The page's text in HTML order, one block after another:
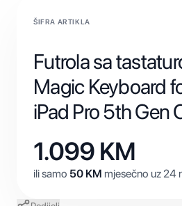
ŠIFRA ARTIKLA
Futrola sa
Magic Keyboard
iPad Pro 5th Gen
1.099 KM
ili samo 50 KM mjesečno uz 24